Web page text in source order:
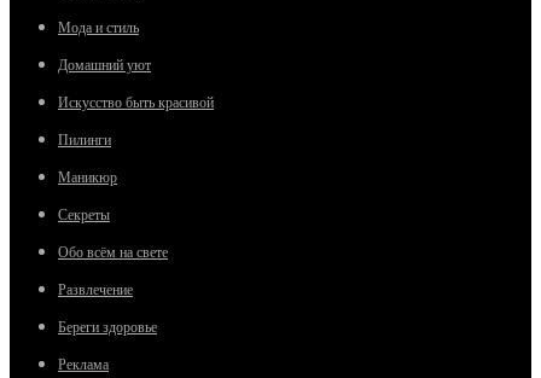
Мода и стиль
Домашний уют
Искусство быть красивой
Пилинги
Маникюр
Секреты
Обо всём на свете
Развлечение
Береги здоровье
Реклама